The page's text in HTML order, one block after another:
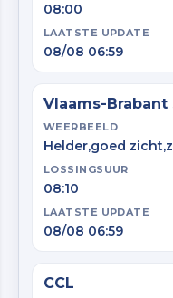
08:00
LAATSTE UPDATE
08/08 06:59
Vlaams-Brabant
WEERBEELD
Helder,goed
LOSSINGSUUR
08:10
LAATSTE UPDATE
08/08 06:59
CCL